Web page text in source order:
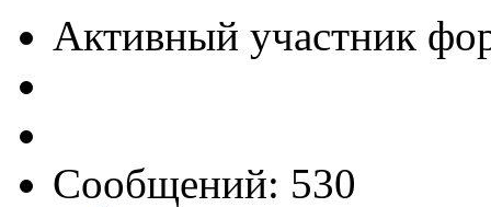
Активный участник
Сообщений: 530